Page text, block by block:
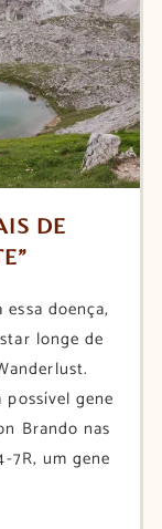
DE
doença,
longe de
gene
Brando nas
7R, um gene